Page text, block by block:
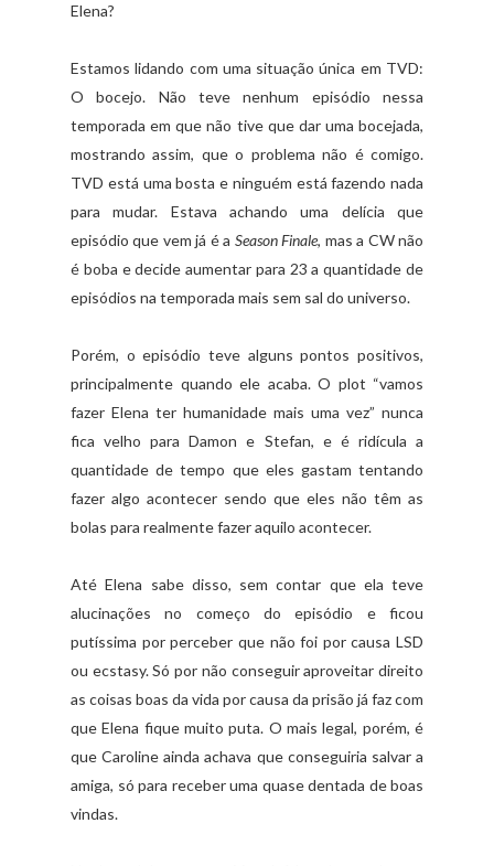
Elena?
Estamos lidando com uma situação única em TVD:
O bocejo. Não teve nenhum episódio nessa
temporada em que não tive que dar uma bocejada,
mostrando assim, que o problema não é comigo.
TVD está uma bosta e ninguém está fazendo nada
para mudar. Estava achando uma delícia que
episódio que vem já é a Season Finale, mas a CW não
é boba e decide aumentar para 23 a quantidade de
episódios na temporada mais sem sal do universo.
Porém, o episódio teve alguns pontos positivos,
principalmente quando ele acaba. O plot “vamos
fazer Elena ter humanidade mais uma vez” nunca
fica velho para Damon e Stefan, e é ridícula a
quantidade de tempo que eles gastam tentando
fazer algo acontecer sendo que eles não têm as
bolas para realmente fazer aquilo acontecer.
Até Elena sabe disso, sem contar que ela teve
alucinações no começo do episódio e ficou
putíssima por perceber que não foi por causa LSD
ou ecstasy. Só por não conseguir aproveitar direito
as coisas boas da vida por causa da prisão já faz com
que Elena fique muito puta. O mais legal, porém, é
que Caroline ainda achava que conseguiria salvar a
amiga, só para receber uma quase dentada de boas
vindas.